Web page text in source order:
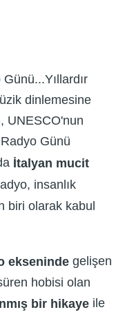
dinlemesine
UNESCO'nun
Günü
İtalyan mucit
insanlık
biri olarak kabul
ekseninde gelişen
hobisi olan
bir hikaye ile